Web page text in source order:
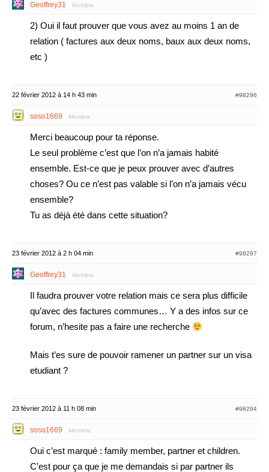
Geoffrey31 Membre
2) Oui il faut prouver que vous avez au moins 1 an de
relation ( factures aux deux noms, baux aux deux noms,
etc )
22 février 2012 à 14 h 43 min #98296
soso1669 Membre
Merci beaucoup pour ta réponse.
Le seul problème c’est que l’on n’a jamais habité
ensemble. Est-ce que je peux prouver avec d’autres
choses? Ou ce n’est pas valable si l’on n’a jamais vécu
ensemble?
Tu as déjà été dans cette situation?
23 février 2012 à 2 h 04 min #98297
Geoffrey31 Membre
Il faudra prouver votre relation mais ce sera plus difficile
qu’avec des factures communes… Y a des infos sur ce
forum, n’hesite pas a faire une recherche
Mais t’es sure de pouvoir ramener un partner sur un visa
etudiant ?
23 février 2012 à 11 h 08 min #98294
soso1669 Membre
Oui c’est marqué : family member, partner et children.
C’est pour ça que je me demandais si par partner ils